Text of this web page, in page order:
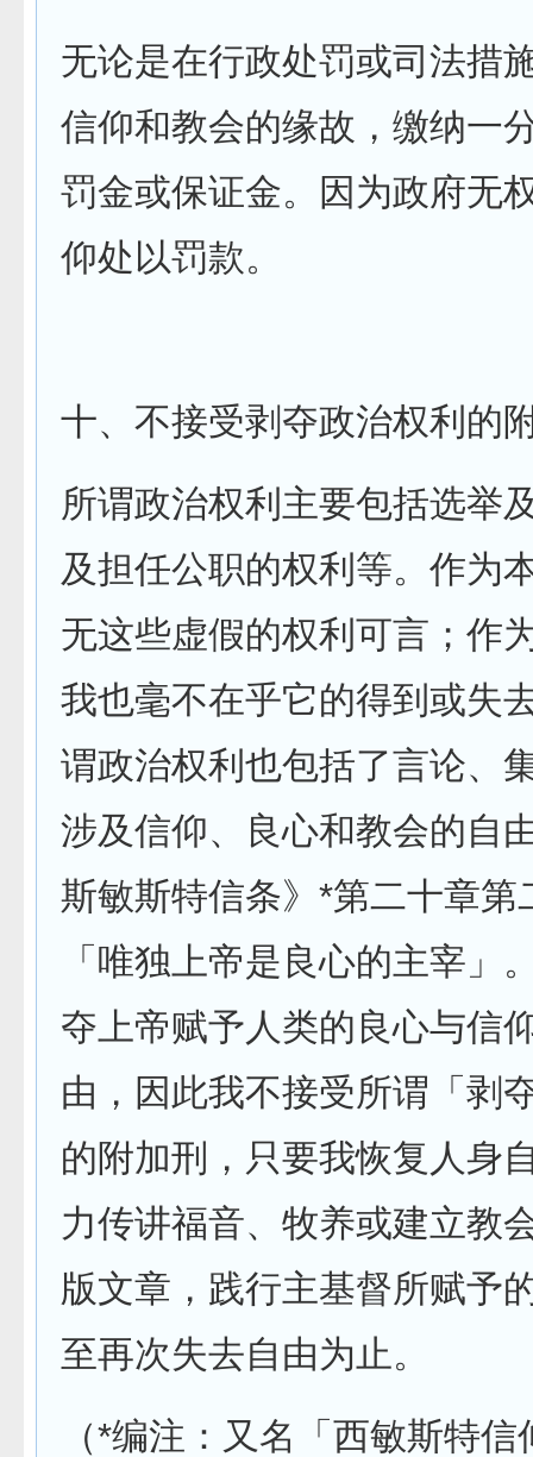
无论是在行政处罚或司法措
信仰和教会的缘故，缴纳一
罚金或保证金。因为政府无
仰处以罚款。
十、不接受剥夺政治权利的
所谓政治权利主要包括选举
及担任公职的权利等。作为
无这些虚假的权利可言；作
我也毫不在乎它的得到或失
谓政治权利也包括了言论、
涉及信仰、良心和教会的自
斯敏斯特信条》*第二十章第
「唯独上帝是良心的主宰」
夺上帝赋予人类的良心与信
由，因此我不接受所谓「剥
的附加刑，只要我恢复人身
力传讲福音、牧养或建立教
版文章，践行主基督所赋予
至再次失去自由为止。
（*编注：又名「西敏斯特